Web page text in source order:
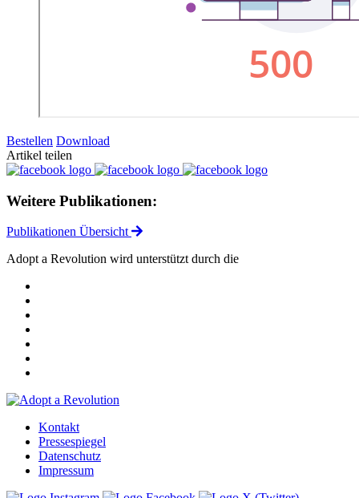
Bestellen Download
Artikel teilen
Weitere Publikationen:
Publikationen Übersicht
Adopt a Revolution wird unterstützt durch die
Kontakt
Pressespiegel
Datenschutz
Impressum